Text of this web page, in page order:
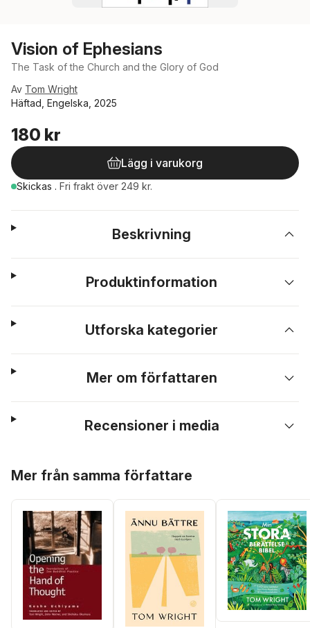
Vision of Ephesians
The Task of the Church and the Glory of God
Av Tom Wright
Häftad, Engelska, 2025
180 kr
Lägg i varukorg
Skickas . Fri frakt över 249 kr.
Beskrivning
Produktinformation
Utforska kategorier
Mer om författaren
Recensioner i media
Mer från samma författare